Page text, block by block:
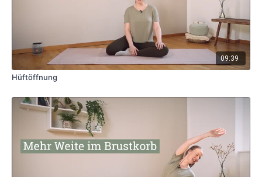
09:39
Hüftöffnung